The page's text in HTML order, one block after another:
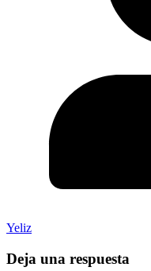
Yeliz
Deja una respuesta